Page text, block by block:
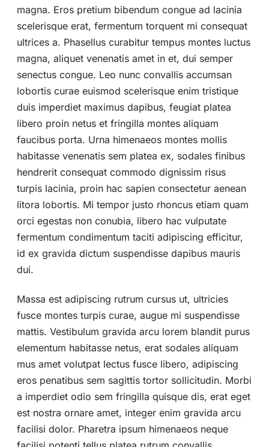
magna. Eros pretium bibendum congue ad lacinia
scelerisque erat, fermentum torquent mi consequat
ultrices a. Phasellus curabitur tempus montes luctus
magna, aliquet venenatis amet in et, dui semper
senectus congue. Leo nunc convallis accumsan
lobortis curae euismod scelerisque enim tristique
duis imperdiet maximus dapibus, feugiat platea
libero proin netus et fringilla montes aliquam
faucibus porta. Urna himenaeos montes mollis
habitasse venenatis sem platea ex, sodales finibus
hendrerit consequat commodo dignissim risus
turpis lacinia, proin hac sapien consectetur aenean
litora lobortis. Mi tempor justo rhoncus etiam quam
orci egestas non conubia, libero hac vulputate
fermentum condimentum taciti adipiscing efficitur,
id ex gravida dictum suspendisse dapibus mauris
dui.
Massa est adipiscing rutrum cursus ut, ultricies
fusce montes turpis curae, augue mi suspendisse
mattis. Vestibulum gravida arcu lorem blandit purus
elementum habitasse netus, erat sodales aliquam
mus amet volutpat lectus fusce libero, adipiscing
eros penatibus sem sagittis tortor sollicitudin. Morbi
a imperdiet odio sem fringilla quisque dis, erat eget
est nostra ornare amet, integer enim gravida arcu
facilisi dolor. Pharetra ipsum himenaeos neque